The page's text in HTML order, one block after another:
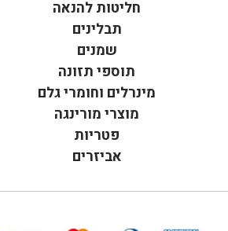
חליטות להנאה
תבלינים
שמנים
תוספי תזונה
מינרלים וחומרי גלם
מוצרי מורינגה
פטריות
אביזרים